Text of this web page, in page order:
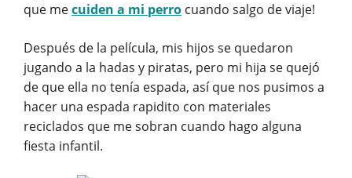
que mecuiden a mi perro cuando salgo de viaje!
Después de la película, mis hijos se quedaron
jugando a la hadas y piratas, pero mi hija se quejó
de que ella no tenía espada, así que nos pusimos a
hacer una espada rapidito con materiales
reciclados que me sobran cuando hago alguna
fiesta infantil.